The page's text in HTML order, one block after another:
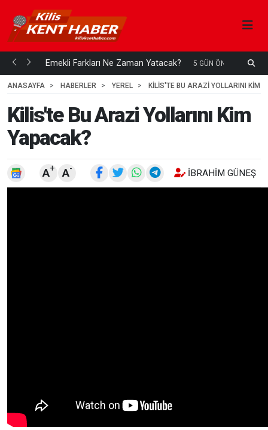
mi... Emekli Farkları Ne Zaman Yatacak? 5 GÜN ÖNCE
ANASAYFA
HABERLER YEREL KILIS'TE BU ARAZI YOLLARINI KIM
Kilis'te Bu Arazi Yollarını Kim
Yapacak?
A+ A- İBRAHIM GÜNEŞ